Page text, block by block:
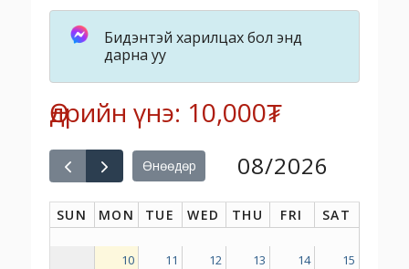
Бидэнтэй харилцах бол энд
дарна уу
Өдрийн үнэ: 10,000₮
Өнөөдөр 08/2026
SUN MON TUE WED THU FRI SAT
10 11 12 13 14 15